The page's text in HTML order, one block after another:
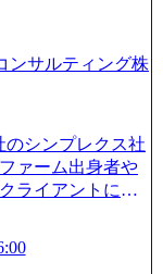
ンサルティング株
のシンプレクス社
ァーム出身者や
ライアントにと
ーム テクノロジ
DX時代におい